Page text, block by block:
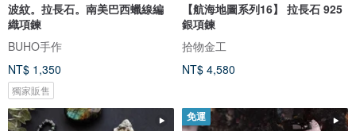
波紋。拉長石。南美巴西蠟線編
織項鍊
BUHO手作
NT$ 1,350
獨家販售
【航海地圖系列16】 拉長石 925
銀項鍊
拾物金工
NT$ 4,580
免運